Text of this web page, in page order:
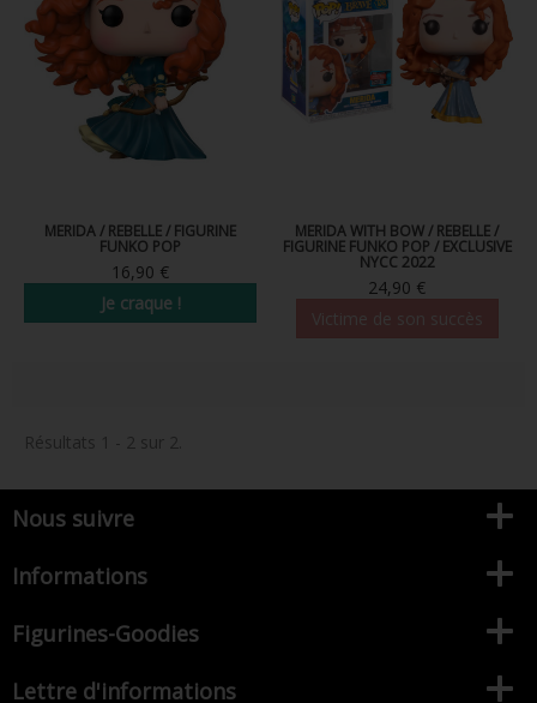
FIGURINES POP SEIGNEUR DES ANNEAUX
FIGURINES POP DC COMICS
FIGURINES POP JEUX VIDÉO
FIGURINE POP ROYALS FAMILY
FIGURINE POP RETRO TOYS
FIGURINES POP AUTRES COMICS
FUNKO POP PIN
PELUCHE
MERIDA / REBELLE / FIGURINE
FUNKO POP
16,90 €
Je craque !
MERIDA WITH BOW / REBELLE /
FIGURINE FUNKO POP / EXCLUSIVE
NYCC 2022
24,90 €
Résultats 1 - 2 sur 2.
Nous suivre
Informations
Figurines-Goodies
Lettre d'informations